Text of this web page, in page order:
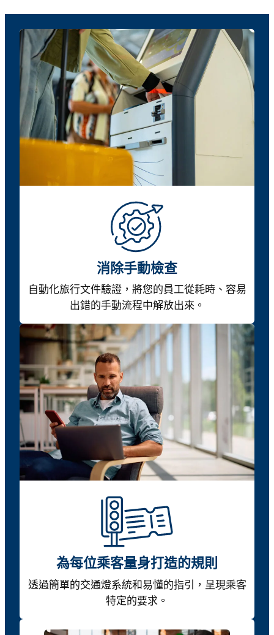
消除手動檢查
自動化旅行文件驗證，將您的員工從耗時、容易
出錯的手動流程中解放出來。
為每位乘客量身打造的規則
透過簡單的交通燈系統和易懂的指引，呈現乘客
特定的要求。